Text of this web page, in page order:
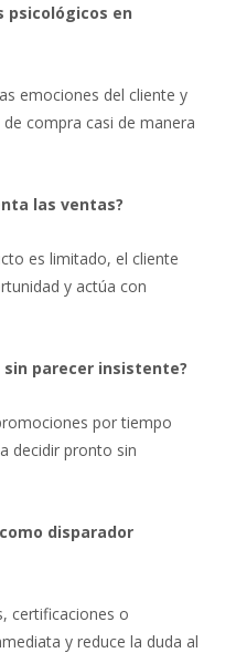
psicológicos en
emociones del cliente y
compra casi de manera
las ventas?
es limitado, el cliente
y actúa con
sin parecer insistente?
por tiempo
decidir pronto sin
disparador
certificaciones o
y reduce la duda al